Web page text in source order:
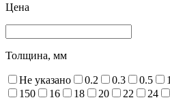
Цена
Толщина, мм
Не указано 0.2 0.3 0.5
150
16 18 20 22 24